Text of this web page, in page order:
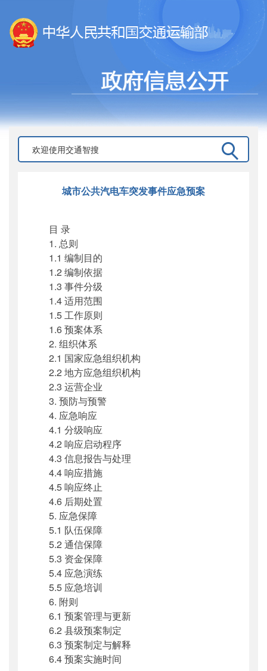
城市公共汽电车突发事件应急预案
目 录
1. 总则
1.1 编制目的
1.2 编制依据
1.3 事件分级
1.4 适用范围
1.5 工作原则
1.6 预案体系
2. 组织体系
2.1 国家应急组织机构
2.2 地方应急组织机构
2.3 运营企业
3. 预防与预警
4. 应急响应
4.1 分级响应
4.2 响应启动程序
4.3 信息报告与处理
4.4 响应措施
4.5 响应终止
4.6 后期处置
5. 应急保障
5.1 队伍保障
5.2 通信保障
5.3 资金保障
5.4 应急演练
5.5 应急培训
6. 附则
6.1 预案管理与更新
6.2 县级预案制定
6.3 预案制定与解释
6.4 预案实施时间